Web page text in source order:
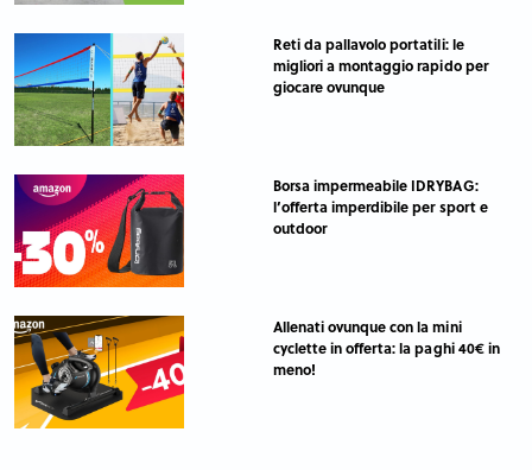
Reti da pallavolo portatili: le
migliori a montaggio rapido per
giocare ovunque
Borsa impermeabile IDRYBAG:
l’offerta imperdibile per sport e
outdoor
Allenati ovunque con la mini
cyclette in offerta: la paghi 40€ in
meno!